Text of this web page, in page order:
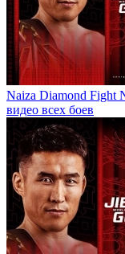
Naiza Diamond Fight
видео всех боев